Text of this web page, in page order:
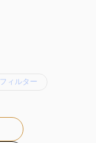
ィルター